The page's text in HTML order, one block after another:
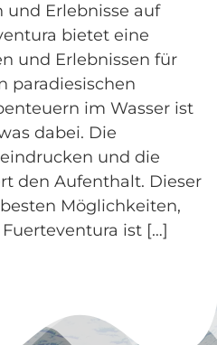
Erlebnisse auf
bietet eine
und Erlebnissen für
paradiesischen
im Wasser ist
dabei. Die
und die
den Aufenthalt. Dieser
Möglichkeiten,
ist […]